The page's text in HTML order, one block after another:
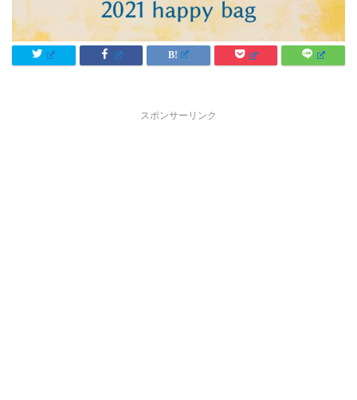
スポンサーリンク